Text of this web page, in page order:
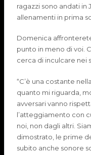
ragazzi sono andati
allenamenti in prima
Domenica
punto in meno di voi.
cerca di inculcare nei
“C’è una costante
quanto mi riguarda,
avversari vanno
l’atteggiamento con
noi, non dagli altri.
dimostrato, le prime
subito anche sonore